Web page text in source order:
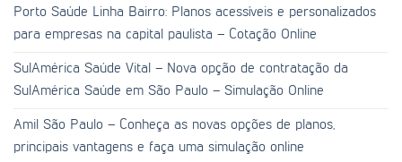
Porto Saúde Linha Bairro: Planos acessíveis e personalizados
para empresas na capital paulista – Cotação Online
SulAmérica Saúde Vital – Nova opção de contratação da
SulAmérica Saúde em São Paulo – Simulação Online
Amil São Paulo – Conheça as novas opções de planos,
principais vantagens e faça uma simulação online